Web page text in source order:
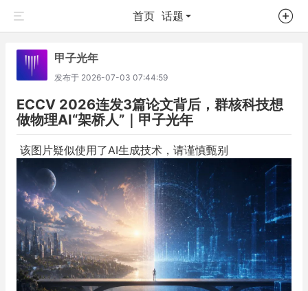
首页 话题
甲子光年
发布于 2026-07-03 07:44:59
ECCV 2026连发3篇论文背后，群核科技想
做物理AI“架桥人”｜甲子光年
该图片疑似使用了AI生成技术，请谨慎甄别